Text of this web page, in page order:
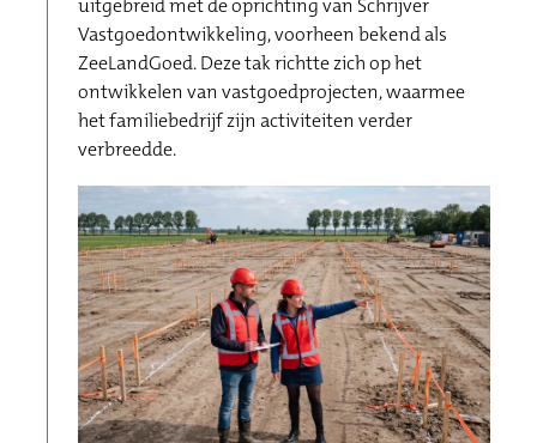
uitgebreid met de oprichting van Schrijver
Vastgoedontwikkeling, voorheen bekend als
ZeeLandGoed. Deze tak richtte zich op het
ontwikkelen van vastgoedprojecten, waarmee
het familiebedrijf zijn activiteiten verder
verbreedde.